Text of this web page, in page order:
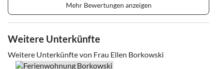
Mehr Bewertungen anzeigen
Weitere Unterkünfte
Weitere Unterkünfte von Frau Ellen Borkowski